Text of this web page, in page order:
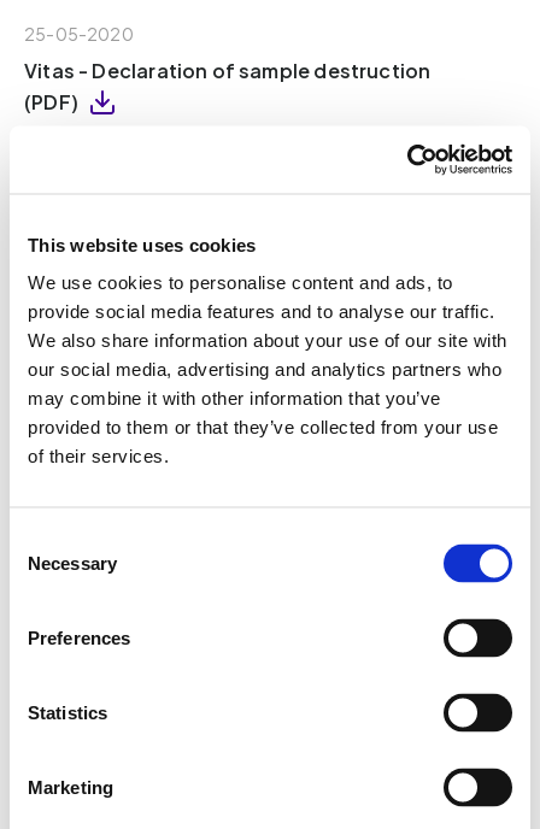
This website uses cookies
We use cookies to personalise content and ads, to
provide social media features and to analyse our traffic.
We also share information about your use of our site with
our social media, advertising and analytics partners who
may combine it with other information that you’ve
provided to them or that they’ve collected from your use
of their services.
Selection
Necessary
Preferences
Statistics
Marketing
25-05-2020
Vitas - Declaration of sample destruction
(PDF)
Fiche produit de Vitamin D Test (PDF)
18-10-2021
Fiche produit de ZinoShine+ (PDF)